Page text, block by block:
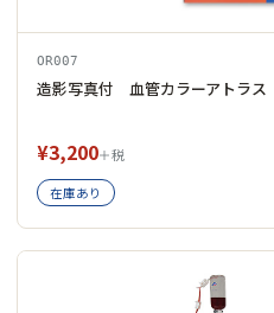
OR007
造影写真付 血管カラーアトラス
¥3,200＋税
在庫あり